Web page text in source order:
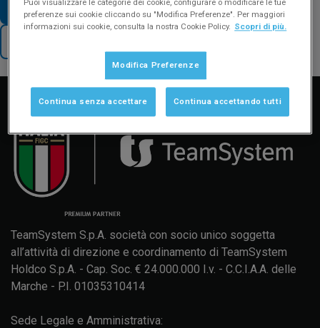
VAI AD ALTRE FAQ SUL TEMA
Formazione Aggiornamenti
TeamSystem S.p.A. società con socio unico soggetta
all’attività di direzione e coordinamento di TeamSystem
Holdco S.p.A. - Cap. Soc. € 24.000.000 I.v. - C.C.I.A.A. delle
Marche - P.I. 01035310414
Sede Legale e Amministrativa:
Puoi visualizzare le categorie dei cookie, configurare o modificare le tue
preferenze sui cookie cliccando su "Modifica Preferenze". Per maggiori
informazioni sui cookie, consulta la nostra Cookie Policy. Scopri di più.
Modifica Preferenze
Continua senza accettare Continua accettando tutti